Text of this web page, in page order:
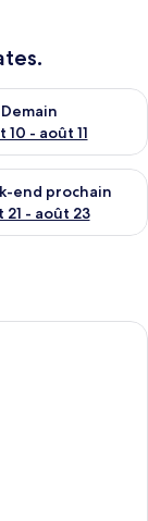
10
Demain
10 - août 11
pour
14 - août 16
end prochain
21 - août 23
pour
| 1 chambre,